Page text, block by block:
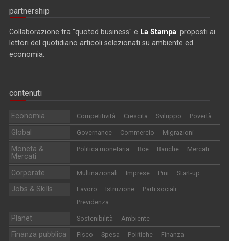
partnership
Collaborazione tra "quoted business" e La Stampa: proposti ai
lettori del quotidiano articoli selezionati su ambiente ed
economia.
contenuti
Economia Competitività Crescita Sviluppo Povertà
Global Governance Commercio Migrazioni
Moneta &
Mercati
Politica monetaria Bce Banche Mercati
Corporate Multinazionali Imprese Pmi Start-up
Jobs & Skills Lavoro Istruzione
Parti sociali
Previdenza
Planet Sostenibilità Ambiente
Finanza pubblica Fisco Spesa Politiche Finanza